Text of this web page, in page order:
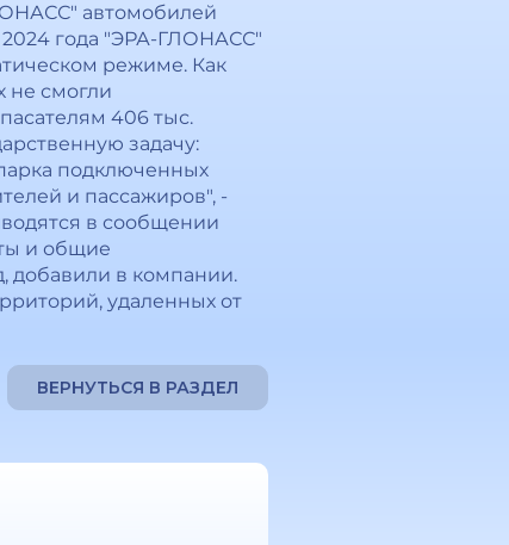
автомобилей
2024 года "ЭРА-ГЛОНАСС"
режиме. Как
не смогли
406 тыс.
задачу:
подключенных
и пассажиров", -
в сообщении
и общие
добавили в компании.
удаленных от
ВЕРНУТЬСЯ В РАЗДЕЛ